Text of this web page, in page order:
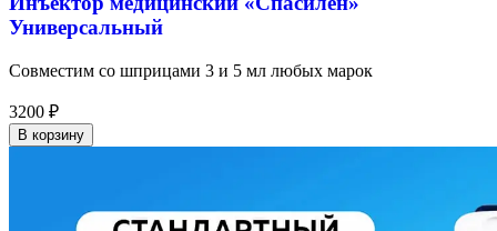
Универсальный
Совместим со шприцами 3 и 5 мл любых марок
3200 ₽
В корзину